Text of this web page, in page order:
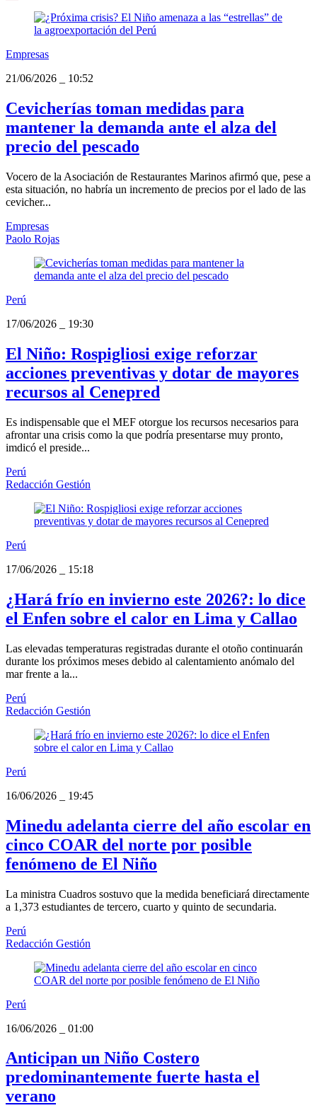
Empresas
21/06/2026
10:52
Cevicherías toman medidas para
mantener la demanda ante el alza del
precio del pescado
Vocero de la Asociación de Restaurantes Marinos afirmó que, pese a
esta situación, no habría un incremento de precios por el lado de las
cevicher...
Empresas
Paolo Rojas
Perú
17/06/2026
19:30
El Niño: Rospigliosi exige reforzar
acciones preventivas y dotar de mayores
recursos al Cenepred
Es indispensable que el MEF otorgue los recursos necesarios para
afrontar una crisis como la que podría presentarse muy pronto,
imdicó el preside...
Perú
Redacción Gestión
Perú
17/06/2026
15:18
¿Hará frío en invierno este 2026?: lo dice
el Enfen sobre el calor en Lima y Callao
Las elevadas temperaturas registradas durante el otoño continuarán
durante los próximos meses debido al calentamiento anómalo del
mar frente a la...
Perú
Redacción Gestión
Perú
16/06/2026
19:45
Minedu adelanta cierre del año escolar en
cinco COAR del norte por posible
fenómeno de El Niño
La ministra Cuadros sostuvo que la medida beneficiará directamente
a 1,373 estudiantes de tercero, cuarto y quinto de secundaria.
Perú
Redacción Gestión
Perú
16/06/2026
01:00
Anticipan un Niño Costero
predominantemente fuerte hasta el
verano